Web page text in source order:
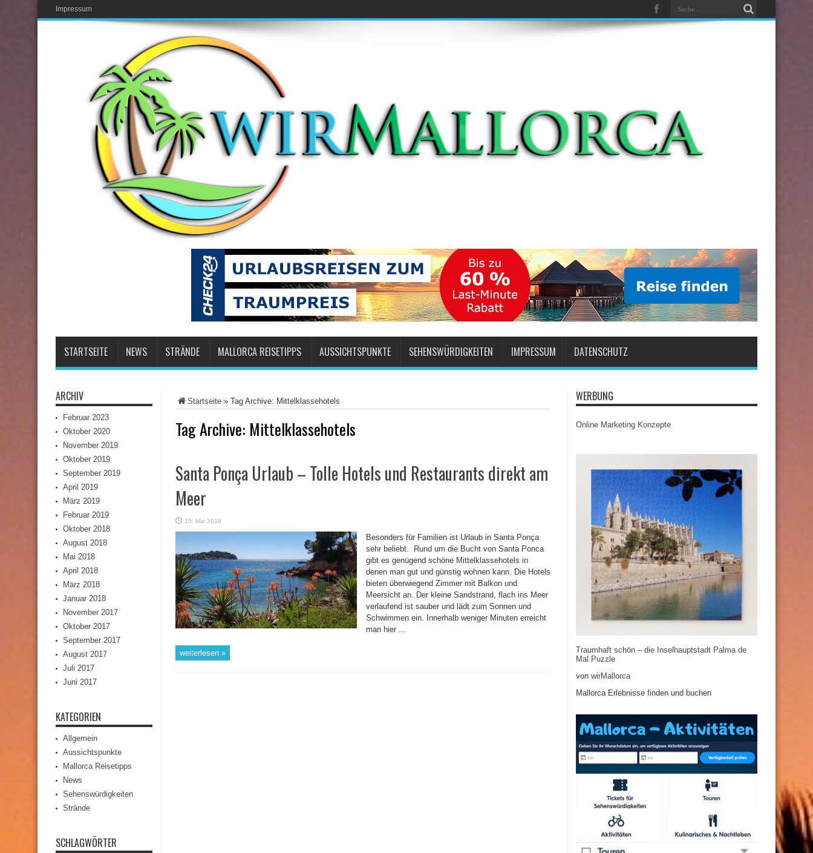
Impressum
STARTSEITE NEWS STRÄNDE MALLORCA REISETIPPS AUSSICHTSPUNKTE SEHENSWÜRDIGKEITEN IMPRESSUM DATENSCHUTZ
Startseite » Tag Archive: Mittelklassehotels
Tag Archive: Mittelklassehotels
Santa Ponça Urlaub – Tolle Hotels und Restaurants direkt am
Meer
15. Mai 2018
Besonders für Familien ist Urlaub in Santa Ponça
sehr beliebt. Rund um die Bucht von Santa Ponca
gibt es genügend schöne Mittelklassehotels in
denen man gut und günstig wohnen kann. Die Hotels
bieten überwiegend Zimmer mit Balkon und
Meersicht an. Der kleine Sandstrand, flach ins Meer
verlaufend ist sauber und lädt zum Sonnen und
Schwimmen ein. Innerhalb weniger Minuten erreicht
man hier ...
weiterlesen »
ARCHIV
Februar 2023
Oktober 2020
November 2019
Oktober 2019
September 2019
April 2019
März 2019
Februar 2019
Oktober 2018
August 2018
Mai 2018
April 2018
März 2018
Januar 2018
November 2017
Oktober 2017
September 2017
August 2017
Juli 2017
Juni 2017
KATEGORIEN
Allgemein
Aussichtspunkte
Mallorca Reisetipps
News
Sehenswürdigkeiten
Strände
SCHLAGWÖRTER
WERBUNG
Online Marketing Konzepte
Traumhaft schön – die Inselhauptstadt Palma de
Mal Puzzle
von wirMallorca
Mallorca Erlebnisse finden und buchen